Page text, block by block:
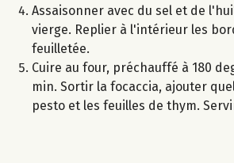
Assaisonner avec du sel et de
vierge. Replier à l'intérieur les
feuilletée.
Cuire au four, préchauffé à 180
min. Sortir la focaccia, ajouter
pesto et les feuilles de thym.